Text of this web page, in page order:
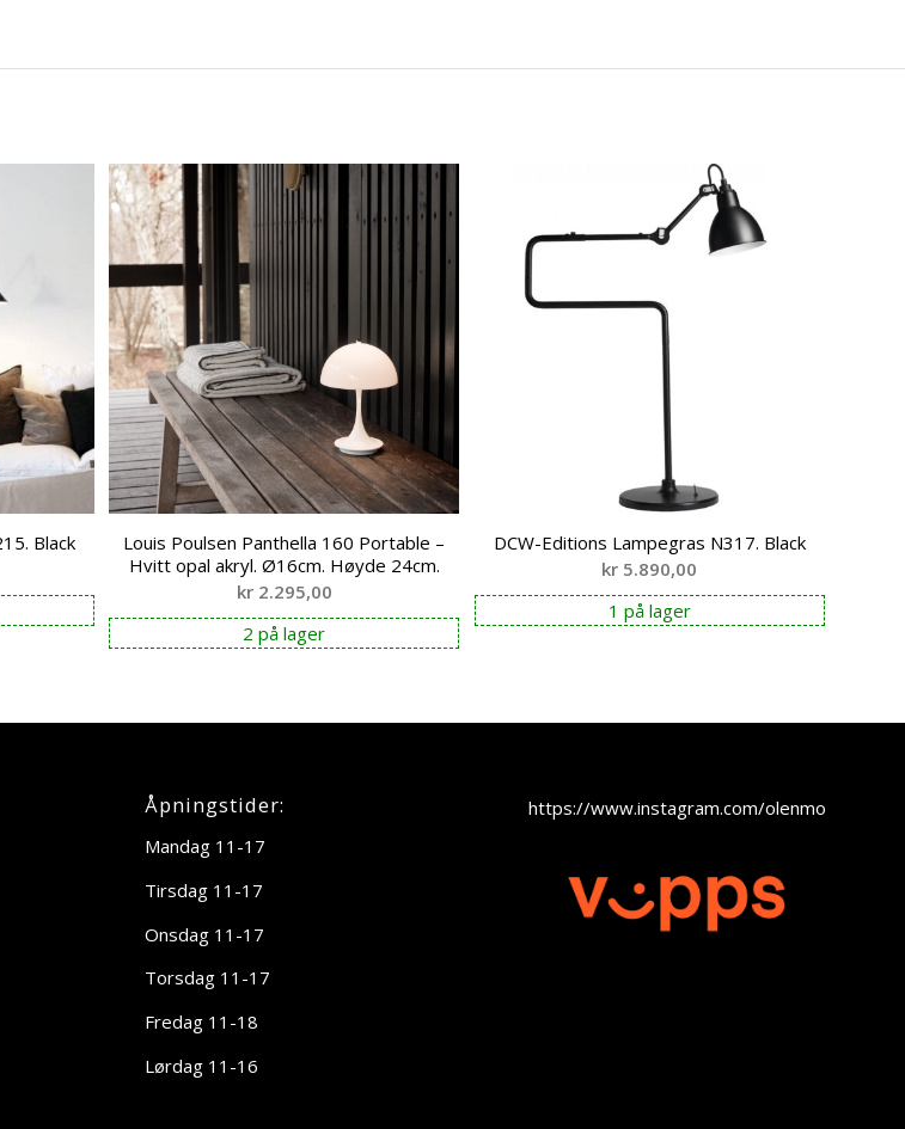
Black
Louis Poulsen Panthella 160 Portable –
Hvitt opal akryl. Ø16cm. Høyde 24cm.
kr2.295,00
2 på lager
DCW-Editions Lampegras N317. Black
kr 5.890,00
1 på lager
Åpningstider:
Mandag 11-17
Tirsdag 11-17
Onsdag 11-17
Torsdag 11-17
Fredag 11-18
Lørdag 11-16
https://www.instagram.com/olenmobel